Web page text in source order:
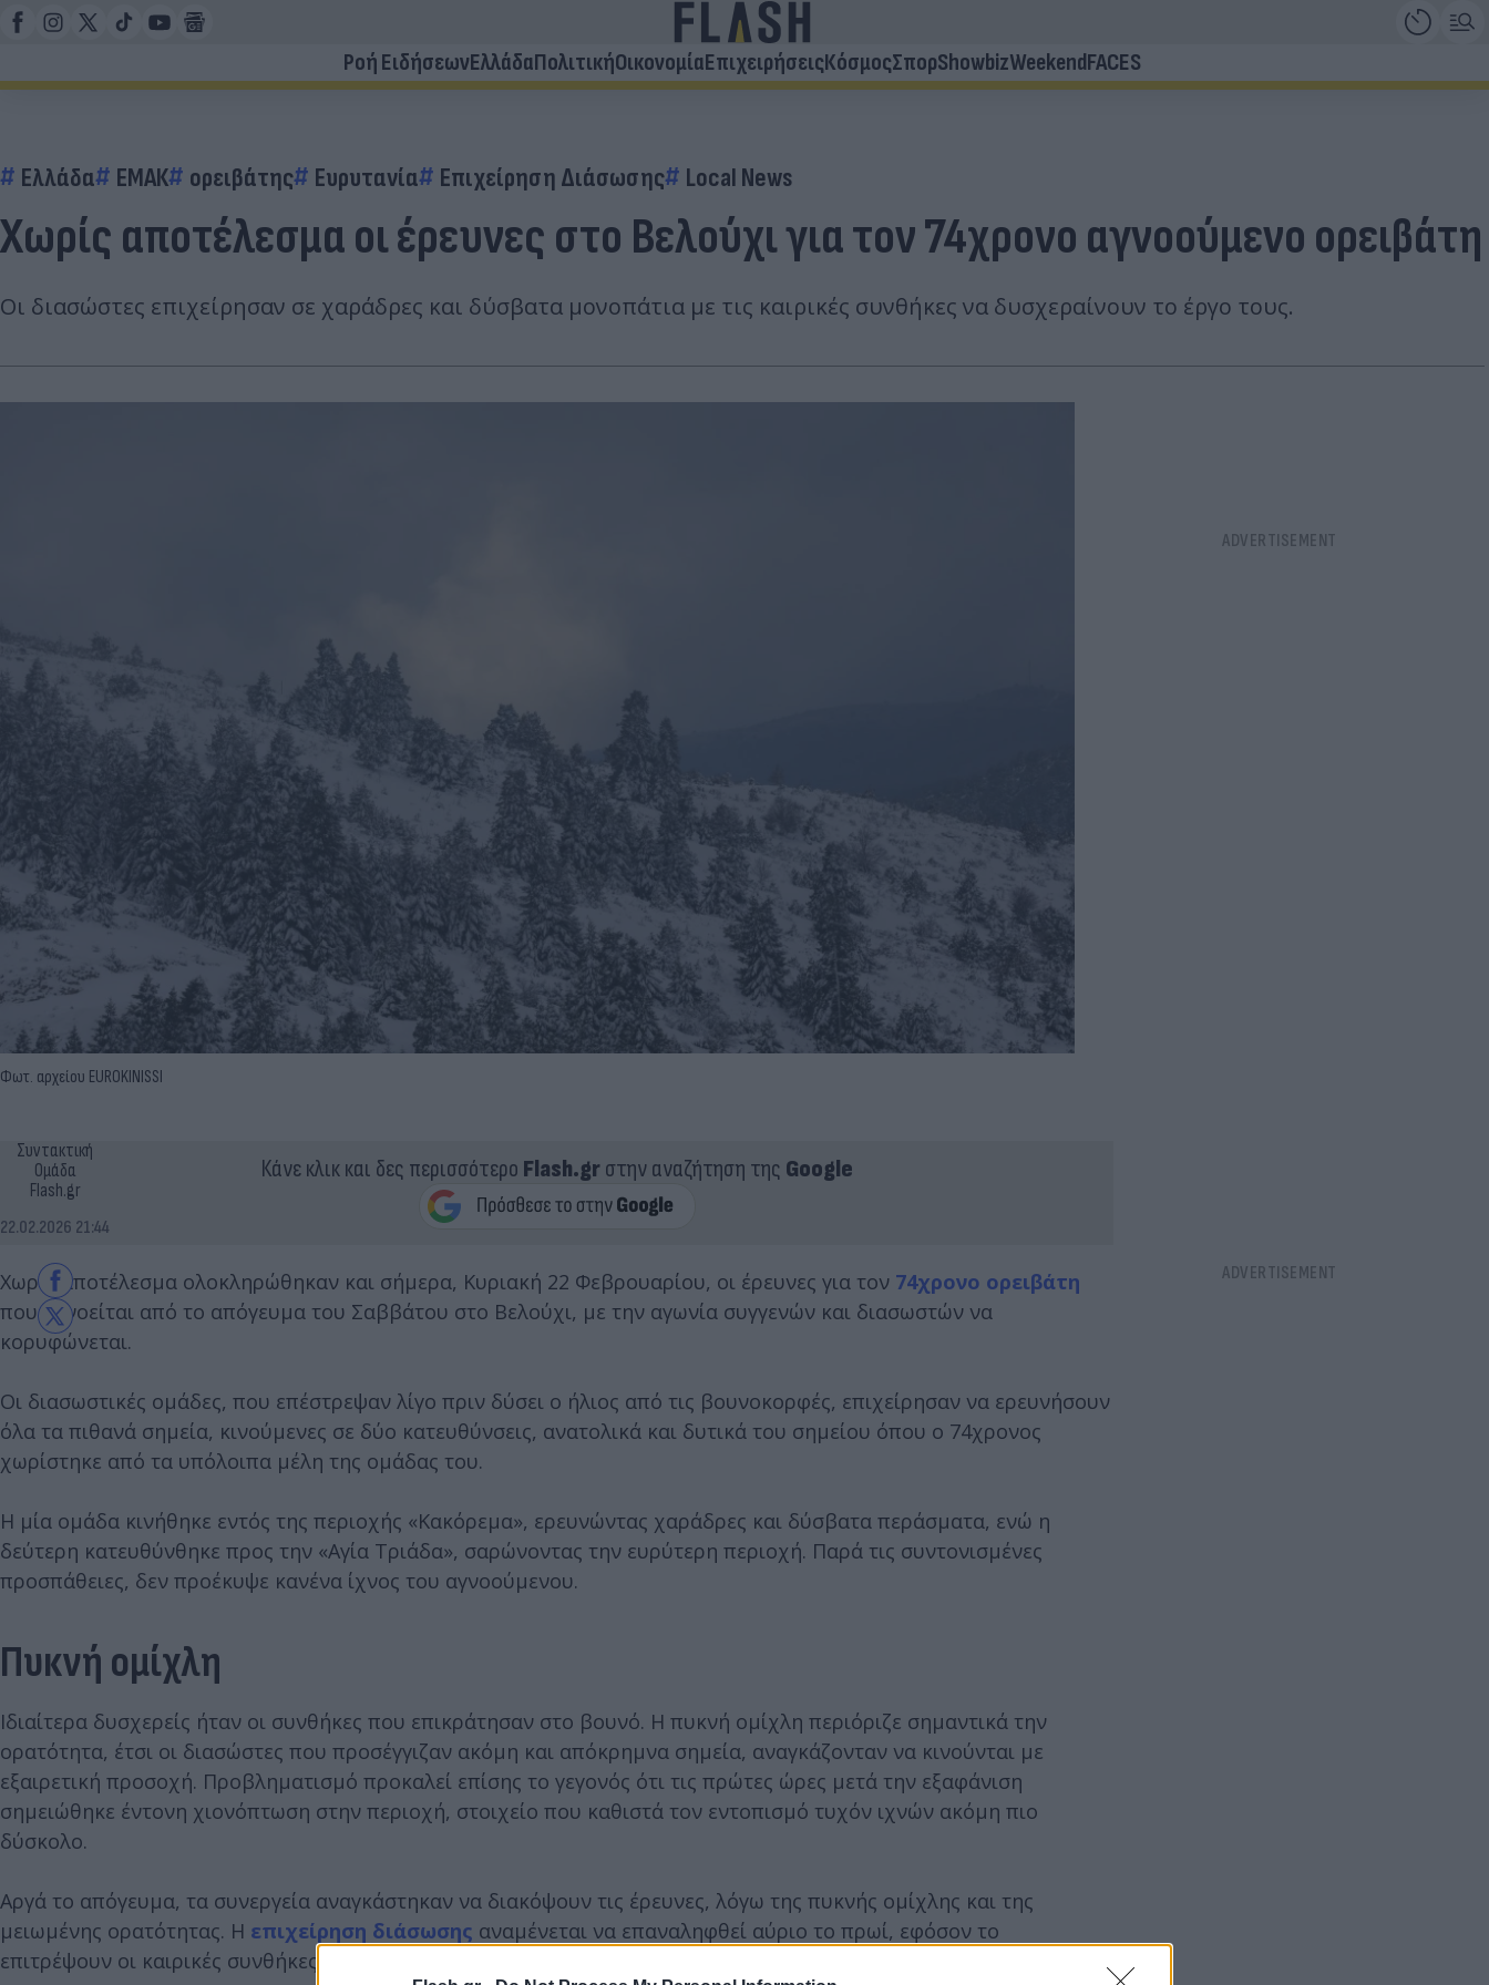
Ροή ΕιδήσεωνΕλλάδαΠολιτικήΟικονομίαΕπιχειρήσειςΚόσμοςΣπορShowbizWeekendFACES
Ελλάδα ΕΜΑΚ ορειβάτης Ευρυτανία Επιχείρηση Διάσωσης Local News
Χωρίς αποτέλεσμα οι έρευνες στο Βελούχι για τον 74χρονο αγνοούμενο ορειβάτη
Οι διασώστες επιχείρησαν σε χαράδρες και δύσβατα μονοπάτια με τις καιρικές συνθήκες να δυσχεραίνουν το έργο τους.
Φωτ. αρχείου EUROKINISSI
Συντακτική
Ομάδα
Flash.gr
22.02.2026 21:44
Κάνε κλικ και δες περισσότερο Flash.grστην αναζήτηση της Google
Χωρίς αποτέλεσμα ολοκληρώθηκαν και σήμερα, Κυριακή 22 Φεβρουαρίου, οι έρευνες για τον 74χρονο ορειβάτη
που αγνοείται από το απόγευμα του Σαββάτου στο Βελούχι, με την αγωνία συγγενών και διασωστών να
κορυφώνεται.
Οι διασωστικές ομάδες, που επέστρεψαν λίγο πριν δύσει ο ήλιος από τις βουνοκορφές, επιχείρησαν να ερευνήσουν
όλα τα πιθανά σημεία, κινούμενες σε δύο κατευθύνσεις, ανατολικά και δυτικά του σημείου όπου ο 74χρονος
χωρίστηκε από τα υπόλοιπα μέλη της ομάδας του.
Η μία ομάδα κινήθηκε εντός της περιοχής «Κακόρεμα», ερευνώντας χαράδρες και δύσβατα περάσματα, ενώ η
δεύτερη κατευθύνθηκε προς την «Αγία Τριάδα», σαρώνοντας την ευρύτερη περιοχή. Παρά τις συντονισμένες
προσπάθειες, δεν προέκυψε κανένα ίχνος του αγνοούμενου.
Πυκνή ομίχλη
Ιδιαίτερα δυσχερείς ήταν οι συνθήκες που επικράτησαν στο βουνό. Η πυκνή ομίχλη περιόριζε σημαντικά την
ορατότητα, έτσι οι διασώστες που προσέγγιζαν ακόμη και απόκρημνα σημεία, αναγκάζονταν να κινούνται με
εξαιρετική προσοχή. Προβληματισμό προκαλεί επίσης το γεγονός ότι τις πρώτες ώρες μετά την εξαφάνιση
σημειώθηκε έντονη χιονόπτωση στην περιοχή, στοιχείο που καθιστά τον εντοπισμό τυχόν ιχνών ακόμη πιο
δύσκολο.
Αργά το απόγευμα, τα συνεργεία αναγκάστηκαν να διακόψουν τις έρευνες, λόγω της πυκνής ομίχλης και της
μειωμένης ορατότητας. Η επιχείρηση διάσωσης αναμένεται να επαναληφθεί αύριο το πρωί, εφόσον το
επιτρέψουν οι καιρικές συνθήκες.